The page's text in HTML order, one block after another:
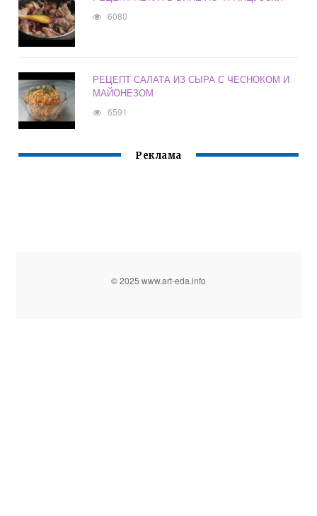
6080
РЕЦЕПТ САЛАТА ИЗ СЫРА С ЧЕСНОКОМ И
МАЙОНЕЗОМ
6591
Реклама
© 2025 www.art-eda.info